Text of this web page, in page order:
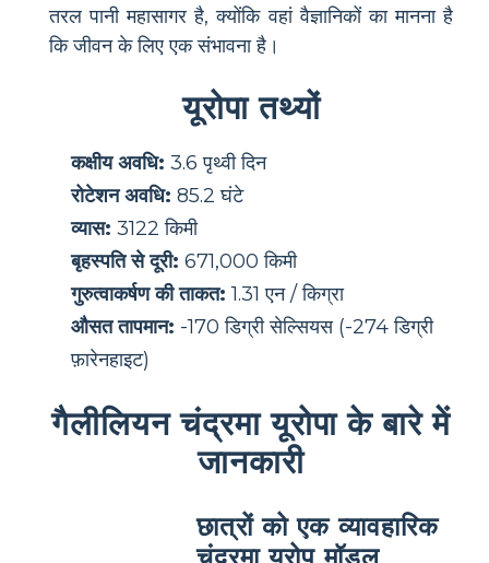
तरल पानी महासागर है, क्योंकि वहां वैज्ञानिकों का मानना ​​है
कि जीवन के लिए एक संभावना है।
यूरोपा तथ्यों
कक्षीय अवधि: 3.6 पृथ्वी दिन
रोटेशन अवधि: 85.2 घंटे
व्यास: 3122 किमी
बृहस्पति से दूरी: 671,000 किमी
गुरुत्वाकर्षण की ताकत: 1.31 एन / किग्रा
औसत तापमान: -170 डिग्री सेल्सियस (-274 डिग्री
फ़ारेनहाइट)
गैलीलियन चंद्रमा यूरोपा के बारे में
जानकारी
छात्रों को एक व्यावहारिक